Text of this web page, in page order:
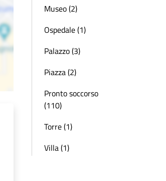
Museo (2)
Ospedale (1)
Palazzo (3)
Piazza (2)
Pronto soccorso
(110)
Torre (1)
Villa (1)